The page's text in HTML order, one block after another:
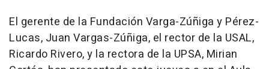
El gerente de la Fundación Varga-Zúñiga y Pérez-
Lucas, Juan Vargas-Zúñiga, el rector de la USAL,
Ricardo Rivero, y la rectora de la UPSA, Mirian